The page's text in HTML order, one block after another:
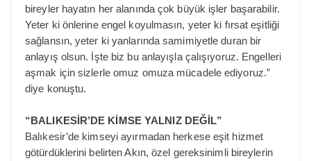
bireyler hayatın her alanında çok büyük işler başarabilir.
Yeter ki önlerine engel koyulmasın, yeter ki fırsat eşitliği
sağlansın, yeter ki yanlarında samimiyetle duran bir
anlayış olsun. İşte biz bu anlayışla çalışıyoruz. Engelleri
aşmak için sizlerle omuz omuza mücadele ediyoruz.”
diye konuştu.
“BALIKESİR’DE KİMSE YALNIZ DEĞİL”
Balıkesir’de kimseyi ayırmadan herkese eşit hizmet
götürdüklerini belirten Akın, özel gereksinimli bireylerin